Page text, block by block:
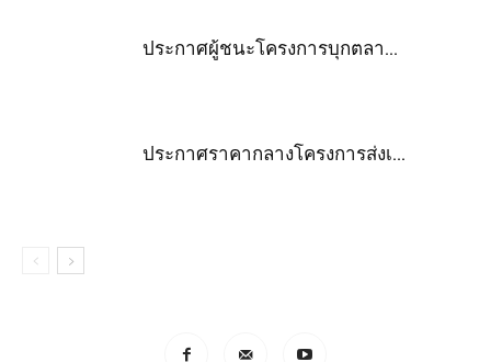
ประกาศผู้ชนะโครงการบุกตลา...
ประกาศราคากลางโครงการส่งเ...